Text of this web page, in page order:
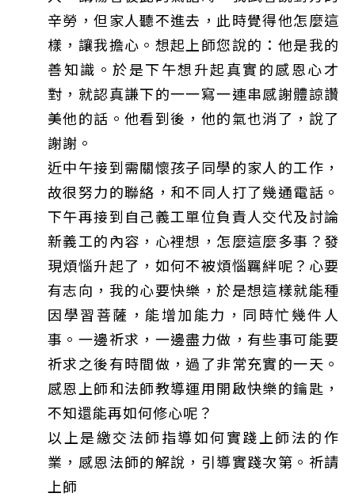
辛勞，但家人聽不進去，此時覺得他怎麼這
樣，讓我擔心。想起上師您說的：他是我的
善知識。於是下午想升起真實的感恩心才
對，就認真謙下的一一寫一連串感謝體諒讚
美他的話。他看到後，他的氣也消了，說了
謝謝。
近中午接到需關懷孩子同學的家人的工作，
故很努力的聯絡，和不同人打了幾通電話。
下午再接到自己義工單位負責人交代及討論
新義工的內容，心裡想，怎麼這麼多事？發
現煩惱升起了，如何不被煩惱羈絆呢？心要
有志向，我的心要快樂，於是想這樣就能種
因學習菩薩，能增加能力，同時忙幾件人
事。一邊祈求，一邊盡力做，有些事可能要
祈求之後有時間做，過了非常充實的一天。
感恩上師和法師教導運用開啟快樂的鑰匙，
不知還能再如何修心呢？
以上是繳交法師指導如何實踐上師法的作
業，感恩法師的解說，引導實踐次第。祈請
上師